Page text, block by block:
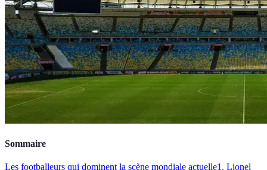
Sommaire
Les footballeurs qui dominent la scène mondiale actuelle1. Lionel